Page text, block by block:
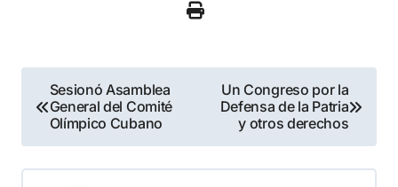
Navegación
de
entradas
Sesionó Asamblea
General del Comité
Olímpico Cubano
Un Congreso por la
Defensa de la Patria
y otros derechos